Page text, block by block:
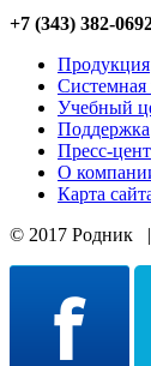
+7 (343) 382-
Продукция
Системная
Учебный
Поддержка
Пресс-
О
Карта
© 2017 Родник